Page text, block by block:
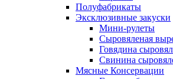
Полуфабрикаты
Эксклюзивные закуски
Мини-рулеты
Сыровяленая
Говядина
Свинина
Мясные Консервации